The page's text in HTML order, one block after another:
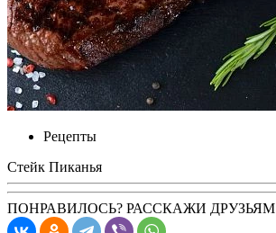
Рецепты
Стейк Пиканья
ПОНРАВИЛОСЬ? РАССКАЖИ ДРУЗЬЯМ